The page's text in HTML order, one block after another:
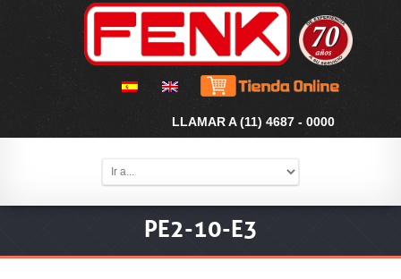
LLAMAR A (11) 4687 - 0000
PE2-10-E3